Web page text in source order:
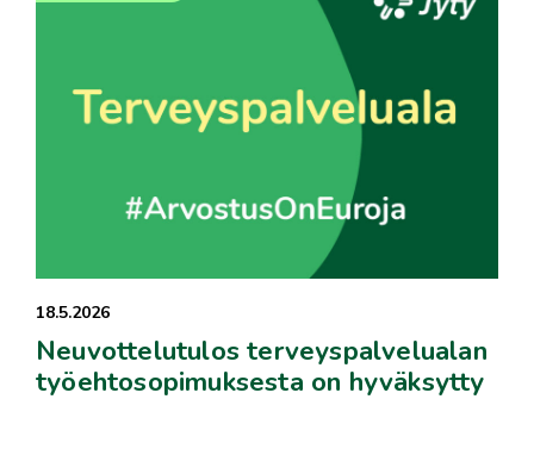
18.5.2026
Neuvottelutulos terveyspalvelualan
työehtosopimuksesta on hyväksytty